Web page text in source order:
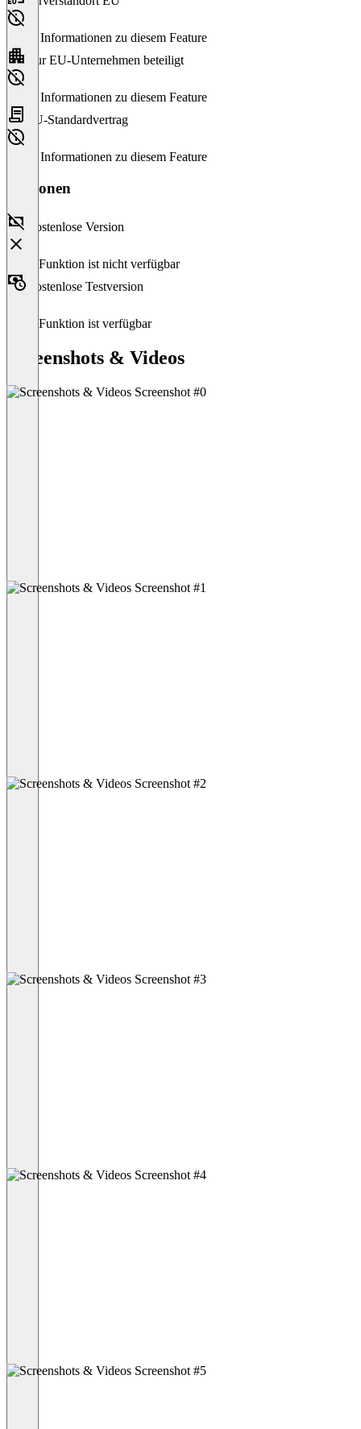
Keine Informationen zu diesem Feature
Nur EU-Unternehmen beteiligt
Keine Informationen zu diesem Feature
EU-Standardvertrag
Keine Informationen zu diesem Feature
Versionen
Kostenlose Version
Diese Funktion ist nicht verfügbar
Kostenlose Testversion
Diese Funktion ist verfügbar
Screenshots & Videos